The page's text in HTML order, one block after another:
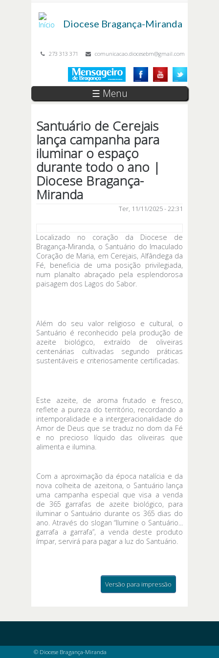
Diocese Bragança-Miranda
273 313 371 comunicacao.diocesebm@gmail.com
☰ Menu
Santuário de Cerejais
lança campanha para
iluminar o espaço
durante todo o ano |
Diocese Bragança-
Miranda
Ter, 11/11/2025 - 22:31
Localizado no coração da Diocese de
Bragança-Miranda, o Santuário do Imaculado
Coração de Maria, em Cerejais, Alfândega da
Fé, beneficia de uma posição privilegiada,
num planalto abraçado pela esplendorosa
paisagem dos Lagos do Sabor.
Além do seu valor religioso e cultural, o
Santuário é reconhecido pela produção de
azeite biológico, extraído de oliveiras
centenárias cultivadas segundo práticas
sustentáveis e criteriosamente certificadas.
Este azeite, de aroma frutado e fresco,
reflete a pureza do território, recordando a
intemporalidade e a intergeracionalidade do
Amor de Deus que se traduz no dom da Fé
e no precioso líquido das oliveiras que
alimenta e ilumina.
Com a aproximação da época natalícia e da
nova colheita de azeitona, o Santuário lança
uma campanha especial que visa a venda
de 365 garrafas de azeite biológico, para
iluminar o Santuário durante os 365 dias do
ano. Através do slogan “Ilumine o Santuário...
garrafa a garrafa”, a venda deste produto
ímpar, servirá para pagar a luz do Santuário.
Versão para impressão
© Diocese Bragança-Miranda